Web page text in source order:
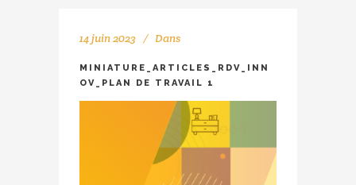
14 juin 2023 Dans
MINIATURE_ARTICLES_RDV_INN
OV_PLAN DE TRAVAIL 1